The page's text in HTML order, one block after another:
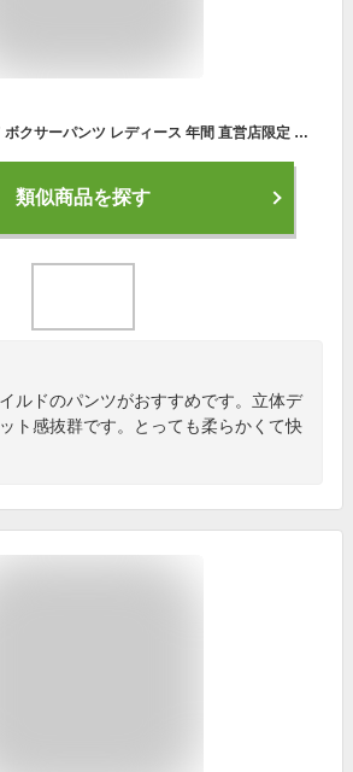
グンゼ ボディワイルド ボクサーパンツ レディース 年間 直営店限定 立体成型 ショーツ インナー 下着 ボックスショーツ ボーイレングス 1分丈 伸びる かわいい 可愛い チェック柄 BODY WILD BH2762R bh2762r-00038 M-L GUNZE13
類似商品を探す
ルドのパンツがおすすめです。立体デ
ト感抜群です。とっても柔らかくて快